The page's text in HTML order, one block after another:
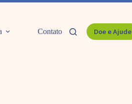
Contato Doe e Ajude